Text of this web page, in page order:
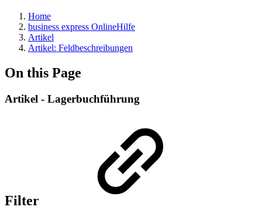
Home
business express OnlineHilfe
Artikel
Artikel: Feldbeschreibungen
On this Page
Artikel - Lagerbuchführung
Filter